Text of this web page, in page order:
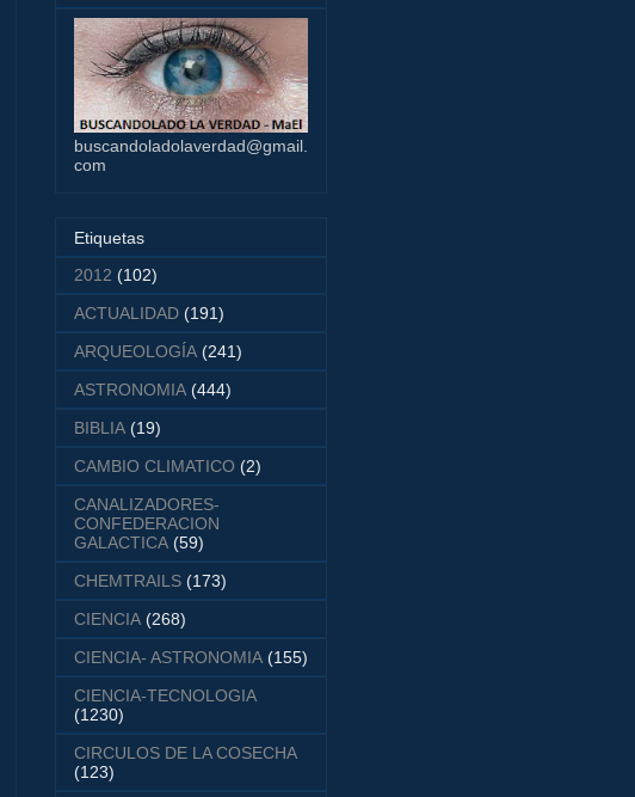
buscandoladolaverdad@gmail.
com
Etiquetas
2012 (102)
ACTUALIDAD (191)
ARQUEOLOGÍA (241)
ASTRONOMIA (444)
BIBLIA (19)
CAMBIO CLIMATICO (2)
CANALIZADORES-
CONFEDERACION
GALACTICA (59)
CHEMTRAILS (173)
CIENCIA (268)
CIENCIA- ASTRONOMIA (155)
CIENCIA-TECNOLOGIA
(1230)
CIRCULOS DE LA COSECHA
(123)